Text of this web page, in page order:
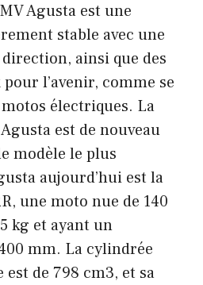
Agusta est une
stable avec une
ainsi que des
l’avenir, comme se
électriques. La
est de nouveau
modèle le plus
aujourd’hui est la
une moto nue de 140
kg et ayant un
mm. La cylindrée
de 798 cm3, et sa